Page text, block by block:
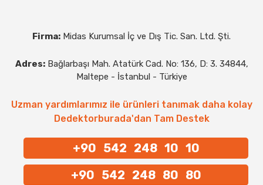
Firma: Midas Kurumsal İç ve Dış Tic. San. Ltd. Şti.
Adres: Bağlarbaşı Mah. Atatürk Cad. No: 136, D: 3. 34844,
Maltepe - İstanbul - Türkiye
Uzman yardımlarımız ile ürünleri tanımak daha kolay
Dedektorburada'dan Tam Destek
+90 542 248 10 10
+90 542 248 80 80